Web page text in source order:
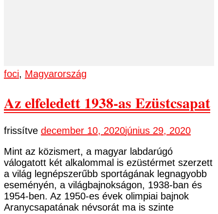
foci, Magyarország
Az elfeledett 1938-as Ezüstcsapat
frissítve december 10, 2020június 29, 2020
Mint az közismert, a magyar labdarúgó
válogatott két alkalommal is ezüstérmet szerzett
a világ legnépszerűbb sportágának legnagyobb
eseményén, a világbajnokságon, 1938-ban és
1954-ben. Az 1950-es évek olimpiai bajnok
Aranycsapatának névsorát ma is szinte